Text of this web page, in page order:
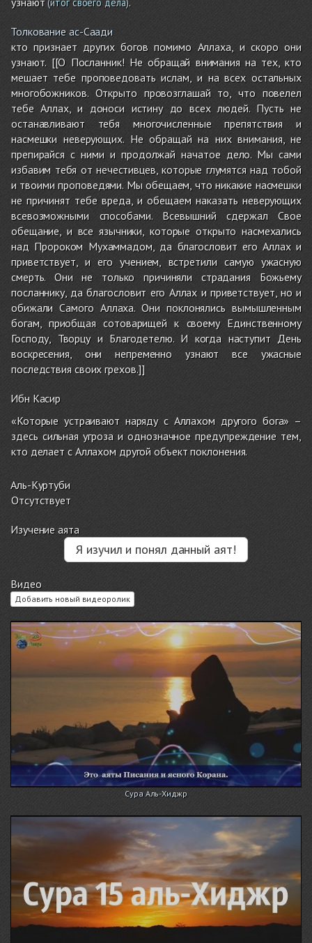
Толкование ас-Саади
кто признает других богов помимо Аллаха, и скоро они
узнают. [[О Посланник! Не обращай внимания на тех, кто
мешает тебе проповедовать ислам, и на всех остальных
многобожников. Открыто провозглашай то, что повелел
тебе Аллах, и доноси истину до всех людей. Пусть не
останавливают тебя многочисленные препятствия и
насмешки неверующих. Не обращай на них внимания, не
препирайся с ними и продолжай начатое дело. Мы сами
избавим тебя от нечестивцев, которые глумятся над тобой
и твоими проповедями. Мы обещаем, что никакие насмешки
не причинят тебе вреда, и обещаем наказать неверующих
всевозможными способами. Всевышний сдержал Свое
обещание, и все язычники, которые открыто насмехались
над Пророком Мухаммадом, да благословит его Аллах и
приветствует, и его учением, встретили самую ужасную
смерть. Они не только причиняли страдания Божьему
посланнику, да благословит его Аллах и приветствует, но и
обижали Самого Аллаха. Они поклонялись вымышленным
богам, приобщая сотоварищей к своему Единственному
Господу, Творцу и Благодетелю. И когда наступит День
воскресения, они непременно узнают все ужасные
последствия своих грехов.]]
Ибн Касир
«Которые устраивают наряду с Аллахом другого бога» –
здесь сильная угроза и однозначное предупреждение тем,
кто делает с Аллахом другой объект поклонения.
Аль-Куртуби
Отсутствует
Изучение аята
Я изучил и понял данный аят!
Видео
Добавить новый видеоролик
Сура Аль-Хиджр